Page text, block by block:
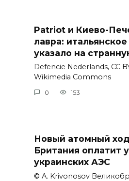
Patriot и Киево-
лавра:
указало на
Defencie Nederlands, CC
Wikimedia Commons
0 153
Новый атомный
Британия оплатит
украинских АЭС
© A. Krivonosov